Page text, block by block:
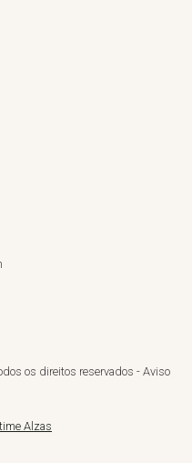
os direitos reservados - Aviso
Alzas